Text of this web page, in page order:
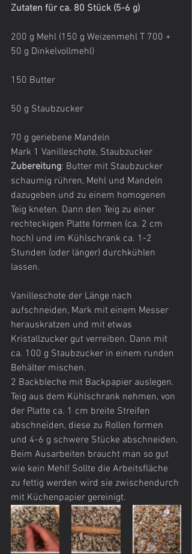
Zutaten für ca. 80 Stück (5-6 g)
200 g Mehl (150 g Weizenmehl T 700 +
50 g Dinkelvollmehl)
150 Butter
50 g Staubzucker
70 g geriebene Mandeln
Mark 1 Vanilleschote, Staubzucker
Zubereitung: Butter mit Staubzucker
schaumig rühren, Mehl und Mandeln
dazugeben und zu einem homogenen
Teig kneten. Dann den Teig zu einer
rechteckigen Platte formen (ca. 2 cm
hoch) und im Kühlschrank ca. 1-2
Stunden (oder länger) durchkühlen
lassen.
Vanilleschote der Länge nach
aufschneiden, Mark mit einem Messer
herauskratzen und mit etwas
Kristallzucker gut verreiben. Dann mit
ca. 100 g Staubzucker in einem runden
Behälter mischen.
2 Backbleche mit Backpapier auslegen.
Teig aus dem Kühlschrank nehmen, von
der Platte ca. 1 cm breite Streifen
abschneiden, diese zu Rollen formen
und 4-6 g schwere Stücke abschneiden.
Beim Ausarbeiten braucht man so gut
wie kein Mehl! Sollte die Arbeitsfläche
zu fettig werden wird sie zwischendurch
mit Küchenpapier gereinigt.